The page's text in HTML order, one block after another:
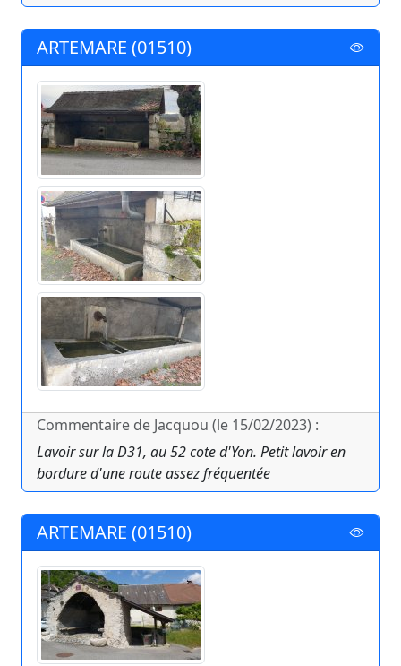
ARTEMARE (01510)
Commentaire de Jacquou (le 15/02/2023) :
Lavoir sur la D31, au 52 cote d'Yon. Petit lavoir en
bordure d'une route assez fréquentée
ARTEMARE (01510)